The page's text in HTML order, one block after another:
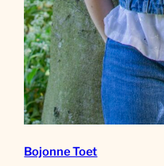
Bojonne Toet